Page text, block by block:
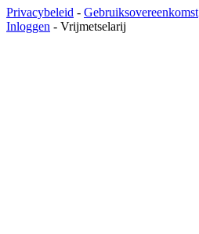
Privacybeleid - Gebruiksovereenkomst
Inloggen - Vrijmetselarij